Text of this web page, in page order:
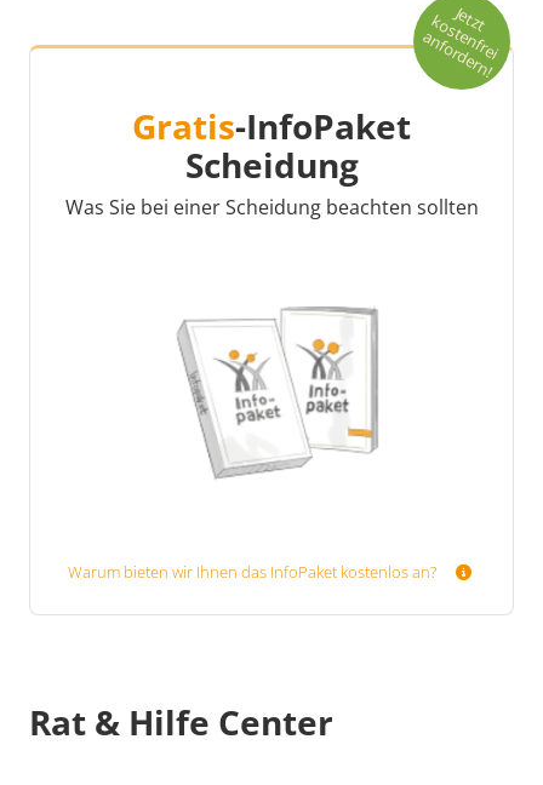
Gratis-InfoPaket
Scheidung
Was Sie bei einer Scheidung beachten sollten
Je
t
z
t
k
o
s
t
e
n
fr
e
i
a
n
fo
r
d
e
r
n
!
Warum bieten wir Ihnen das InfoPaket kostenlos an?
Rat & Hilfe Center